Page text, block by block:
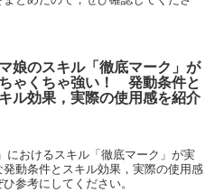
娘のスキル「徹底マーク」が
ゃくちゃ強い！ 発動条件と
ル効果，実際の使用感を紹介
におけるスキル「徹底マーク」が実
動条件とスキル効果，実際の使用感
参考にしてください。